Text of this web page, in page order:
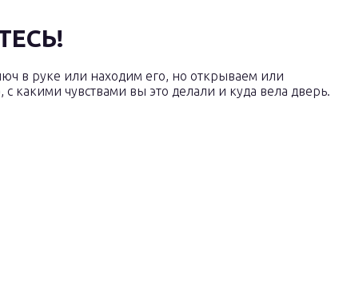
в руке или находим его, но открываем или
какими чувствами вы это делали и куда вела дверь.